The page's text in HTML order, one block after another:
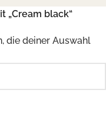
„Cream black“
die deiner Auswahl